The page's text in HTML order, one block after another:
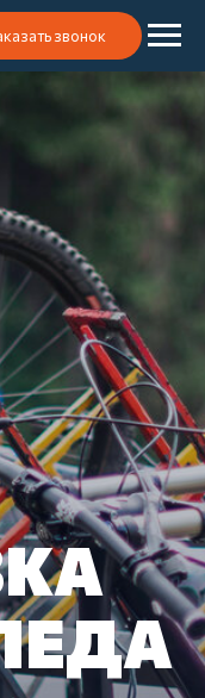
звонок